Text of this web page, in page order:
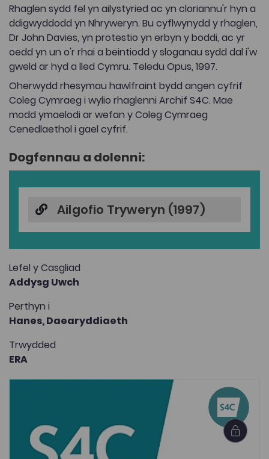
Rhaglen sydd fel yn ailystyried ac yn cloriannu'r hyn a
ddigwyddodd yn Nhryweryn. Bu cyflwynydd y rhaglen,
Dr John Davies, yn protestio yn erbyn y boddi, ac yr
oedd yn un o'r rhai a beintiodd y sloganau sydd dal i'w
gweld ar hyd a lled Cymru. Teledu Opus, 1997.
Oherwydd rhesymau hawlfraint bydd angen cyfrif
Coleg Cymraeg i wylio rhaglenni Archif S4C. Mae
modd ymaelodi ar wefan y Coleg Cymraeg
Cenedlaethol i gael cyfrif.
Dogfennau a dolenni:
Ailgofio Tryweryn (1997)
Lefel y Casgliad
Addysg Uwch
Perthyn i
Hanes,Daearyddiaeth
Trwydded
ERA